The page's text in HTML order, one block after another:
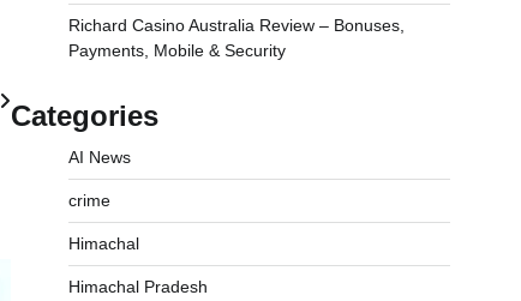
Richard Casino Australia Review – Bonuses,
Payments, Mobile & Security
Categories
AI News
crime
Himachal
Himachal Pradesh